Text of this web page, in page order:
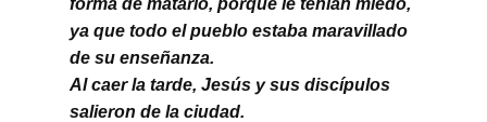
ya que todo el pueblo estaba maravillado
de su enseñanza.
Al caer la tarde, Jesús y sus discípulos
salieron de la ciudad.